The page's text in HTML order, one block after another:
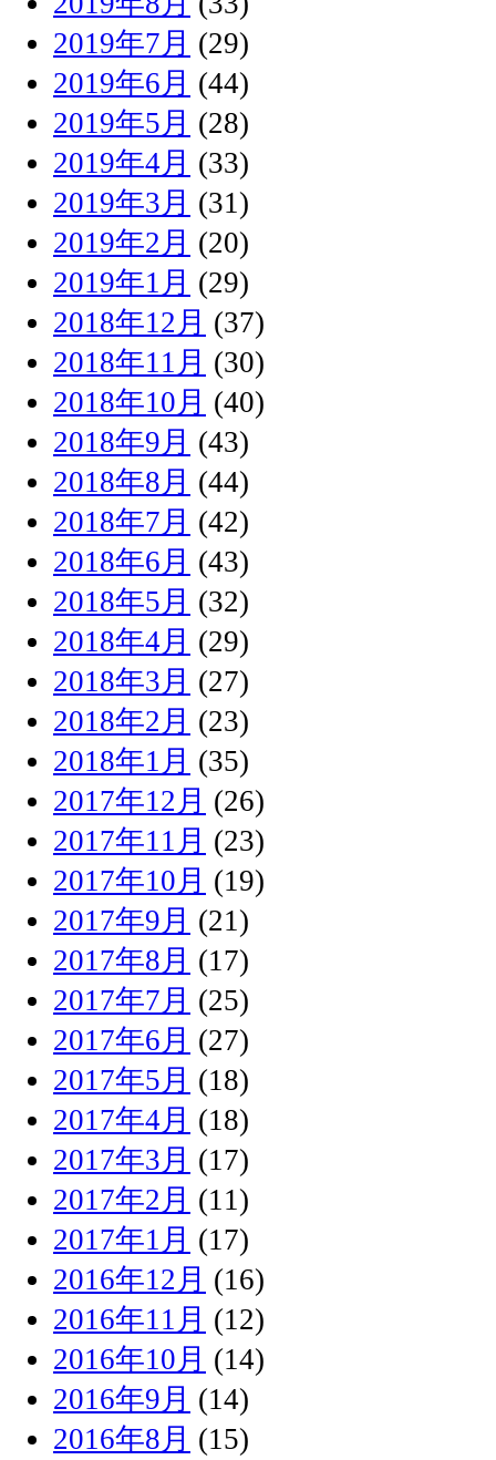
2019年7月 (29)
2019年6月 (44)
2019年5月 (28)
2019年4月 (33)
2019年3月 (31)
2019年2月 (20)
2019年1月 (29)
2018年12月 (37)
2018年11月 (30)
2018年10月 (40)
2018年9月 (43)
2018年8月 (44)
2018年7月 (42)
2018年6月 (43)
2018年5月 (32)
2018年4月 (29)
2018年3月 (27)
2018年2月 (23)
2018年1月 (35)
2017年12月 (26)
2017年11月 (23)
2017年10月 (19)
2017年9月 (21)
2017年8月 (17)
2017年7月 (25)
2017年6月 (27)
2017年5月 (18)
2017年4月 (18)
2017年3月 (17)
2017年2月 (11)
2017年1月 (17)
2016年12月 (16)
2016年11月 (12)
2016年10月 (14)
2016年9月 (14)
2016年8月 (15)